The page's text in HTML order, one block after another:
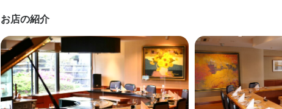
お店の紹介
046-627-1617
法人名・事業者名
株式会社エコノミー湘南
最終更新日2026/01/13
法人名・事業者名
株式会社エコノミー湘南
最終更新日2025/01/16
フリーターの方、ディナータイムのみ勤務希望の方ぜひご応募ください。
この仕事のおすすめポイント
ユニークな接客パフォーマンスを習得してください。　高単価の店舗で
きお客様の思いをつかみ取る感覚を学ぶことができます。　駅近で働き
ょう。ご応募を心よりお待ちしております。　年齢や性別、経験は全く問